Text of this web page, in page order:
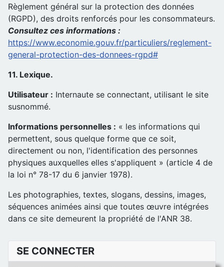
Règlement général sur la protection des données
(RGPD), des droits renforcés pour les consommateurs.
Consultez ces informations :
https://www.economie.gouv.fr/particuliers/reglement-
general-protection-des-donnees-rgpd#
11. Lexique.
Utilisateur : Internaute se connectant, utilisant le site
susnommé.
Informations personnelles : « les informations qui
permettent, sous quelque forme que ce soit,
directement ou non, l'identification des personnes
physiques auxquelles elles s'appliquent » (article 4 de
la loi n° 78-17 du 6 janvier 1978).
Les photographies, textes, slogans, dessins, images,
séquences animées ainsi que toutes œuvre intégrées
dans ce site demeurent la propriété de l'ANR 38.
SE CONNECTER